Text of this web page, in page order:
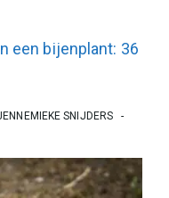
een bijenplant: 36
SNIJDERS